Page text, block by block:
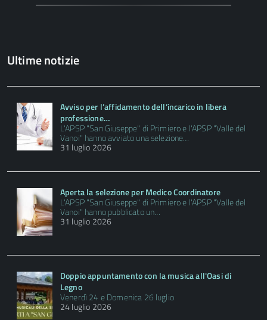
Ultime notizie
Avviso per l’affidamento dell’incarico in libera
professione…
L'APSP "San Giuseppe" di Primiero e l'APSP "Valle del
Vanoi" hanno avviato una selezione…
31 luglio 2026
Aperta la selezione per Medico Coordinatore
L'APSP "San Giuseppe" di Primiero e l'APSP "Valle del
Vanoi" hanno pubblicato un…
31 luglio 2026
Doppio appuntamento con la musica all'Oasi di
Legno
Venerdì 24 e Domenica 26 luglio
24 luglio 2026